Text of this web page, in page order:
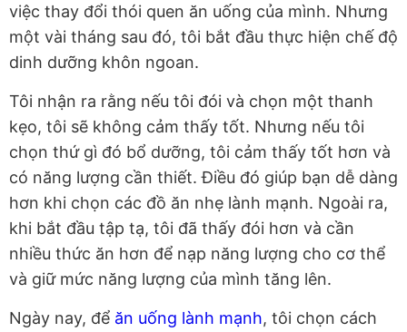
việc thay đổi thói quen ăn uống của mình. Nhưng
một vài tháng sau đó, tôi bắt đầu thực hiện chế độ
dinh dưỡng khôn ngoan.
Tôi nhận ra rằng nếu tôi đói và chọn một thanh
kẹo, tôi sẽ không cảm thấy tốt. Nhưng nếu tôi
chọn thứ gì đó bổ dưỡng, tôi cảm thấy tốt hơn và
có năng lượng cần thiết. Điều đó giúp bạn dễ dàng
hơn khi chọn các đồ ăn nhẹ lành mạnh. Ngoài ra,
khi bắt đầu tập tạ, tôi đã thấy đói hơn và cần
nhiều thức ăn hơn để nạp năng lượng cho cơ thể
và giữ mức năng lượng của mình tăng lên.
Ngày nay, để ăn uống lành mạnh, tôi chọn cách